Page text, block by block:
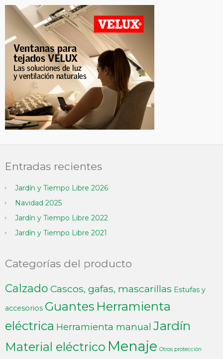
Entradas recientes
Jardín y Tiempo Libre 2026
Navidad 2025
Jardín y Tiempo Libre 2022
Jardín y Tiempo Libre 2021
Categorías del producto
Calzado Cascos, gafas, mascarillas Estufas y
accesorios Guantes Herramienta
eléctrica Herramienta manual Jardín
Material eléctrico Menaje Otros protección